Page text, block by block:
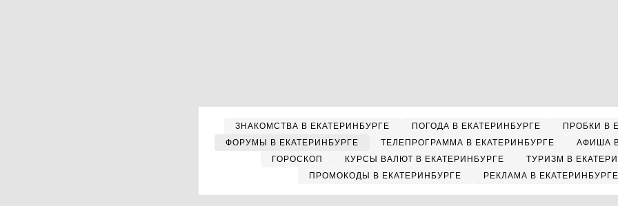
ЗНАКОМСТВА В ЕКАТЕРИНБУРГЕ ПОГОДА В ЕКАТЕРИНБУРГЕ
ПРОБКИ В
ФОРУМЫ В ЕКАТЕРИНБУРГЕ
ТЕЛЕПРОГРАММА В ЕКАТЕРИНБУРГЕ
АФИША
ГОРОСКОП
КУРСЫ ВАЛЮТ В ЕКАТЕРИНБУРГЕ
ТУРИЗМ В
ПРОМОКОДЫ В ЕКАТЕРИНБУРГЕ
РЕКЛАМА В ЕКАТЕРИНБУРГЕ